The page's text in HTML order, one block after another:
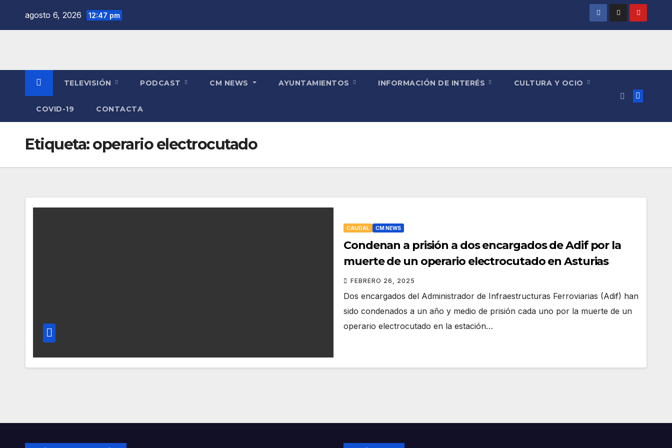
agosto 6, 2026 12:47 pm
TELEVISIÓN PODCAST CM NEWS AYUNTAMIENTOS INFORMACIÓN DE INTERÉS CULTURA Y OCIO
COVID-19 CONTACTA
Etiqueta:operario electrocutado
CAUDAL CM NEWS
Condenan a prisión a dos encargados de Adif por la
muerte de un operario electrocutado en Asturias
FEBRERO 26, 2025
Dos encargados del Administrador de Infraestructuras Ferroviarias (Adif) han
sido condenados a un año y medio de prisión cada uno por la muerte de un
operario electrocutado en la estación…